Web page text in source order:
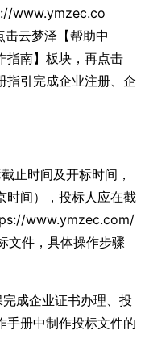
www.ymzec.co
云梦泽【帮助中
指南】板块，再点击
指引完成企业注册、企
止时间及开标时间，
间），投标人应在截
www.ymzec.com/
件，具体操作步骤
成企业证书办理、投
手册中制作投标文件的